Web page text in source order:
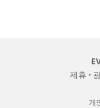
제휴 •
개